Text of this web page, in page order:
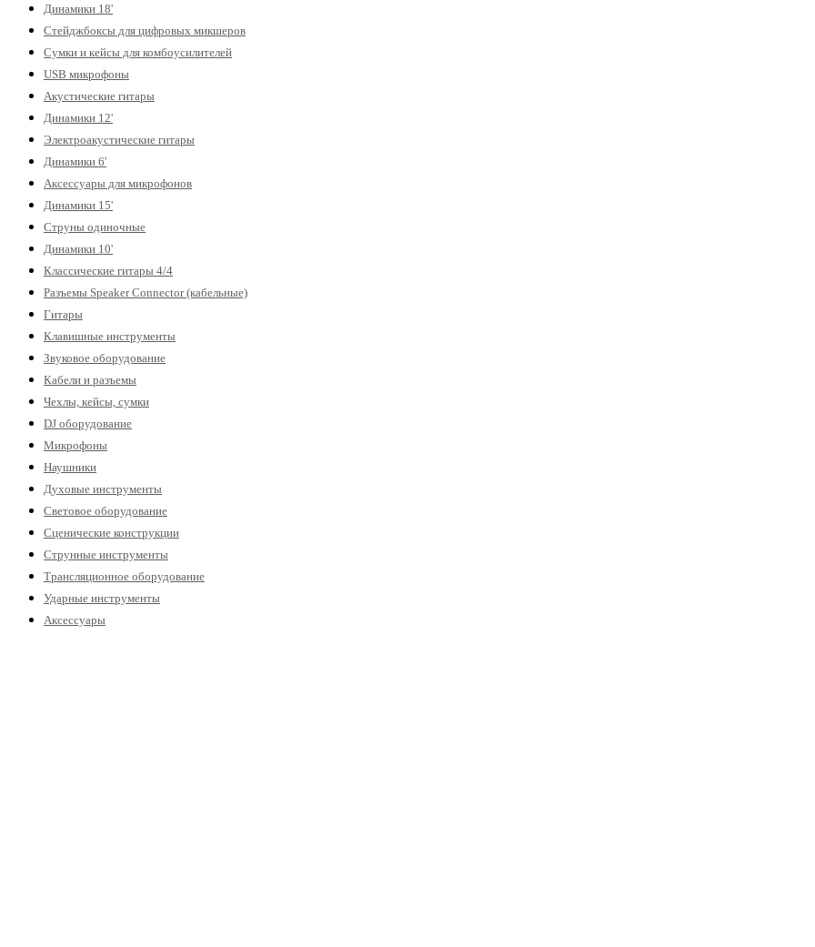
Динамики 18'
Стейджбоксы для цифровых микшеров
Сумки и кейсы для комбоусилителей
USB микрофоны
Акустические гитары
Динамики 12'
Электроакустические гитары
Динамики 6'
Аксессуары для микрофонов
Динамики 15'
Струны одиночные
Динамики 10'
Классические гитары 4/4
Разъемы Speaker Connector (кабельные)
Гитары
Клавишные инструменты
Звуковое оборудование
Кабели и разъемы
Чехлы, кейсы, сумки
DJ оборудование
Микрофоны
Наушники
Духовые инструменты
Световое оборудование
Сценические конструкции
Струнные инструменты
Трансляционное оборудование
Ударные инструменты
Аксессуары